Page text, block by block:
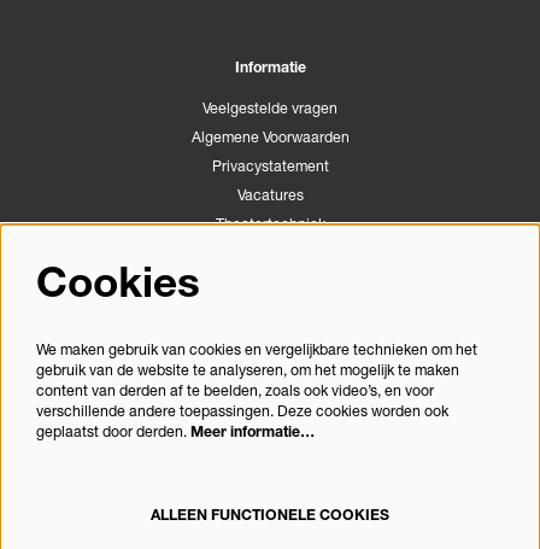
Informatie
Veelgestelde vragen
Algemene Voorwaarden
Privacystatement
Vacatures
Theatertechniek
Congrescentrum Orpheus
Volg ons
Meld je aan voor de nieuwsbrief
Cookies
We maken gebruik van cookies en vergelijkbare technieken om het
gebruik van de website te analyseren, om het mogelijk te maken
content van derden af te beelden, zoals ook video’s, en voor
verschillende andere toepassingen. Deze cookies worden ook
geplaatst door derden. Meer informatie…
ALLEEN FUNCTIONELE COOKIES